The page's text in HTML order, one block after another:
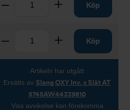
Ta bort Lägg tillKöp
Ta bort Lägg tillKöp
Artikeln har utgått
Ersätts av Slang OXY Inv. x Slät AT
5745AW44339810
Viss avvikelse kan förekomma